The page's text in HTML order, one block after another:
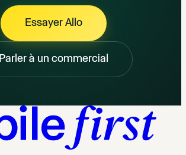
Essayer Allo
Parler à un commercial